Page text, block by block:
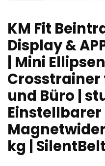
KM Fit
Display &
| Mini
Crosstrainer
und Büro |
Einstellbarer
kg |